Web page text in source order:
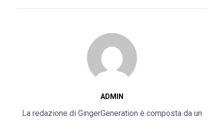
ADMIN
La redazione di GingerGeneration è composta da un